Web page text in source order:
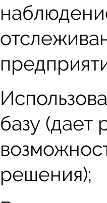
базу (дает
решения);